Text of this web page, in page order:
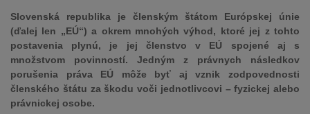
Slovenská republika je členským štátom Európskej únie
(ďalej len „EÚ“) a okrem mnohých výhod, ktoré jej z tohto
postavenia plynú, je jej členstvo v EÚ spojené aj s
množstvom povinností. Jedným z právnych následkov
porušenia práva EÚ môže byť aj vznik zodpovednosti
členského štátu za škodu voči jednotlivcovi – fyzickej alebo
právnickej osobe.